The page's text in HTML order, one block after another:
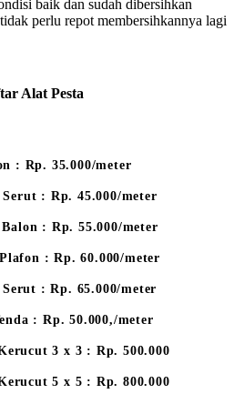
baik dan sudah dibersihkan
perlu repot membersihkannya lagi
Alat Pesta
: Rp. 35.000/meter
Serut : Rp. 45.000/meter
: Rp. 55.000/meter
: Rp. 60.000/meter
: Rp. 65.000/meter
: Rp. 50.000,/meter
3 x 3 : Rp. 500.000
5 x 5 : Rp. 800.000